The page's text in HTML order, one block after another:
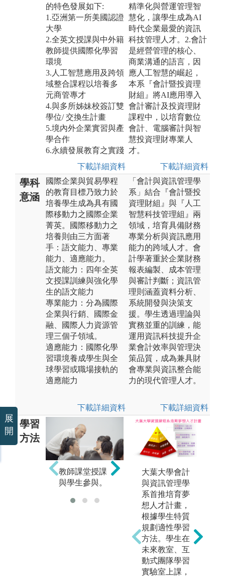
的特色發展如下:
1.亞洲第一所美國認證
大學
2.全英文授課與中外籍
教師提供國際化學習
環境
3.人工智慧應用及跨領
域整合課程以培養多
元商管專才
4.與多所姊妹校簽訂雙
學位/ 交換生計畫
5.境內外企業實習與產
學合作
6.永續發展教育之實踐
下載詳細資料
精準化與營運管理智
慧化，讓學生成為AI
時代企業最愛的資訊
科技管理人才。2.會計
是經營管理的核心、
商業溝通的語言，因
應人工智慧的崛起，
本系『會計暨投資理
財組』將AI應用導入
會計審計及投資理財
課程中，以培育數位
會計、電腦審計與智
慧投資理財專業人
才。
下載詳細資料
學科
意涵
國際企業與貿易學程
的教育目標乃致力於
培養學生成為具有國
際移動力之國際企業
菁英。國際移動力之
培養則由三方面著
手：語文能力、專業
能力、適應能力。
語文能力：四年全英
文授課訓練與強化學
生的語文能力
專業能力：分為國際
企業與行銷、國際金
融、國際人力資源管
理三個子領域。
適應能力：國際化學
習環境養成學生與全
球學習或職場接軌的
適應能力
下載詳細資料
「會計與資訊管理學
系」結合『會計暨投
資理財組』與『人工
智慧科技管理組』兩
領域，培育具備財務
專業分析與資訊應用
能力的跨域人才。會
計學著重於企業財務
報表編製、成本管理
與審計判斷；資訊管
理則涵蓋資料分析、
系統開發與決策支
援。學生透過理論與
實務並重的訓練，能
運用資訊科技提升企
業會計效率與管理決
策品質，成為兼具財
會專業與資訊整合能
力的現代管理人才。
下載詳細資料
學習
方法
教師課堂授課
與學生參與。
分組討論與報
告。
大葉大學會計
與資訊管理學
系首推培育夢
想人才計畫，
根據學生特質
規劃適性學習
方法。學生在
未來教室、互
動式團隊學習
實驗室上課，
展
開